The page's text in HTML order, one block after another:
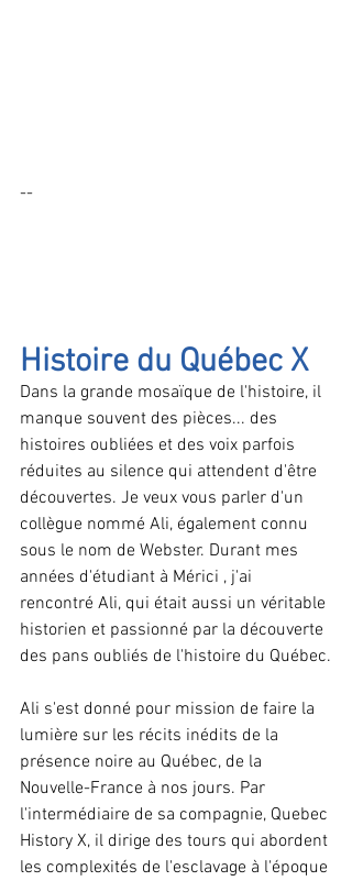
--
Histoire du Québec X
Dans la grande mosaïque de l'histoire, il
manque souvent des pièces... des
histoires oubliées et des voix parfois
réduites au silence qui attendent d'être
découvertes. Je veux vous parler d'un
collègue nommé Ali, également connu
sous le nom de Webster. Durant mes
années d'étudiant à Mérici , j'ai
rencontré Ali, qui était aussi un véritable
historien et passionné par la découverte
des pans oubliés de l'histoire du Québec.
Ali s'est donné pour mission de faire la
lumière sur les récits inédits de la
présence noire au Québec, de la
Nouvelle-France à nos jours. Par
l'intermédiaire de sa compagnie, Quebec
History X, il dirige des tours qui abordent
les complexités de l'esclavage à l'époque